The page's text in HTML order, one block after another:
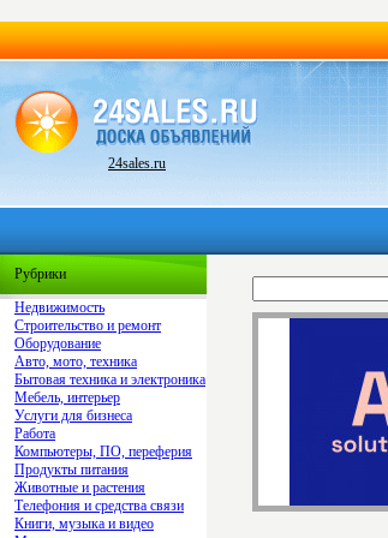
24sales.ru
Рубрики
Недвижимость
Строительство и ремонт
Оборудование
Авто, мото, техника
Бытовая техника и электроника
Мебель, интерьер
Услуги для бизнеса
Работа
Компьютеры, ПО, переферия
Продукты питания
Животные и растения
Телефония и средства связи
Книги, музыка и видео